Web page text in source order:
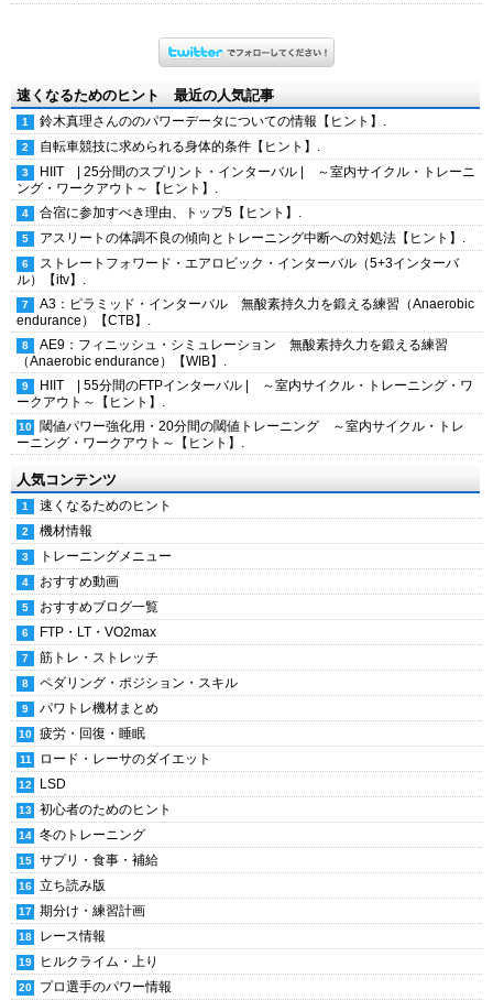
速くなるためのヒント 最近の人気記事
鈴木真理さんののパワーデータについての情報【ヒント】.
自転車競技に求められる身体的条件【ヒント】.
HIIT | 25分間のスプリント・インターバル | ～室内サイクル・トレーニ
ング・ワークアウト～【ヒント】.
合宿に参加すべき理由、トップ5【ヒント】.
アスリートの体調不良の傾向とトレーニング中断への対処法【ヒント】.
ストレートフォワード・エアロビック・インターバル（5+3インターバ
ル）【itv】.
A3：ピラミッド・インターバル 無酸素持久力を鍛える練習（Anaerobic
endurance）【CTB】.
AE9：フィニッシュ・シミュレーション 無酸素持久力を鍛える練習
（Anaerobic endurance）【WIB】.
HIIT | 55分間のFTPインターバル | ～室内サイクル・トレーニング・ワ
ークアウト～【ヒント】.
閾値パワー強化用・20分間の閾値トレーニング ～室内サイクル・トレ
ーニング・ワークアウト～【ヒント】.
人気コンテンツ
速くなるためのヒント
機材情報
トレーニングメニュー
おすすめ動画
おすすめブログ一覧
FTP・LT・VO2max
筋トレ・ストレッチ
ペダリング・ポジション・スキル
パワトレ機材まとめ
疲労・回復・睡眠
ロード・レーサのダイエット
LSD
初心者のためのヒント
冬のトレーニング
サプリ・食事・補給
立ち読み版
期分け・練習計画
レース情報
ヒルクライム・上り
プロ選手のパワー情報